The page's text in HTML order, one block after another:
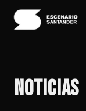
NOTICIAS